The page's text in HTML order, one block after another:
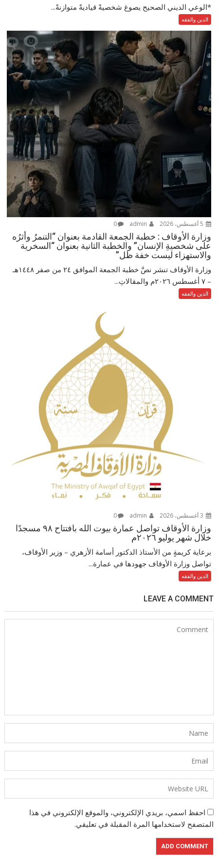
*الوعي الديني الصحيح يصوغ شخصيةً قياديةً متوازنةً...
الدين والفقه
0
وزارة الأوقاف : خطبة الجمعة القادمة بعنوان “التنمرُ وأثرُه
على شخصيةِ الإنسان” والخطبة الثانية بعنوان “السخرية
والاستهزاء ليست خفة ظل”
وزارة الأوقاف تنشر نصَّ خطبة الجمعة الموافق ٢٤ من صفر ١٤٤٨هـ
– ‏٧ أغسطس ٢٠٢٦م والمقالاتِ...
الدين والفقه
0
وزارة الأوقاف تواصل عمارة بيوت الله بافتتاح ٩٨ مسجدًا
خلال شهر يوليو ٢٠٢٦م
برعاية كريمةٍ من الأستاذ الدكتور أسامة الأزهري – وزير الأوقاف،
تواصل وزارة الأوقاف جهودها في عمارة...
الدين والفقه
LEAVE A COMMENT
احفظ اسمي، بريدي الإلكتروني، والموقع الإلكتروني في هذا
المتصفح لاستخدامها المرة المقبلة في تعليقي.